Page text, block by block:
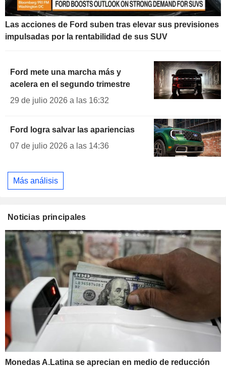
Las acciones de Ford suben tras elevar sus previsiones
impulsadas por la rentabilidad de sus SUV
Ford mete una marcha más y
acelera en el segundo trimestre
29 de julio 2026 a las 16:32
Ford logra salvar las apariencias
07 de julio 2026 a las 14:36
Más análisis
Noticias principales
Monedas A.Latina se aprecian en medio de reducción